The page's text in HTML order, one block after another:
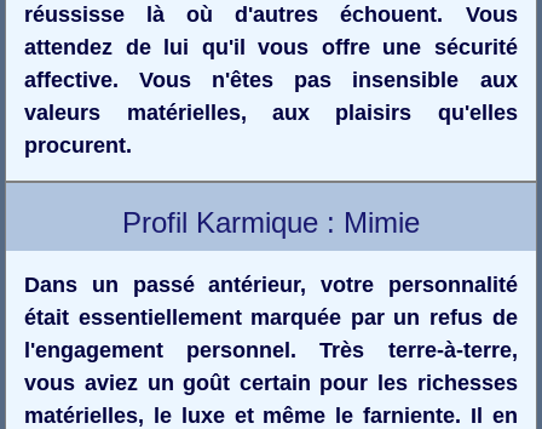
réussisse là où d'autres échouent. Vous
attendez de lui qu'il vous offre une sécurité
affective. Vous n'êtes pas insensible aux
valeurs matérielles, aux plaisirs qu'elles
procurent.
Profil Karmique : Mimie
Dans un passé antérieur, votre personnalité
était essentiellement marquée par un refus de
l'engagement personnel. Très terre-à-terre,
vous aviez un goût certain pour les richesses
matérielles, le luxe et même le farniente. Il en